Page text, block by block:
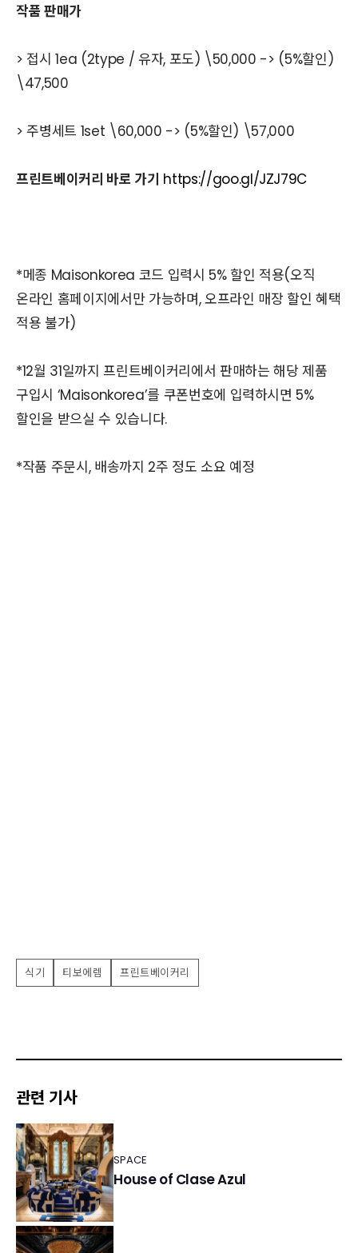
작품 판매가
> 접시 1ea (2type / 유자, 포도) \50,000 -> (5%할인)
\47,500
> 주병세트 1set \60,000 -> (5%할인) \57,000
프린트베이커리 바로 가기 https://goo.gl/JZJ79C
*메종 Maisonkorea 코드 입력시 5% 할인 적용(오직
온라인 홈페이지에서만 가능하며, 오프라인 매장 할인 혜택
적용 불가)
*12월 31일까지 프린트베이커리에서 판매하는 해당 제품
구입시 ‘Maisonkorea’를 쿠폰번호에 입력하시면 5%
할인을 받으실 수 있습니다.
*작품 주문시, 배송까지 2주 정도 소요 예정
식기 티보에렘 프린트베이커리
관련 기사
SPACE
House of Clase Azul